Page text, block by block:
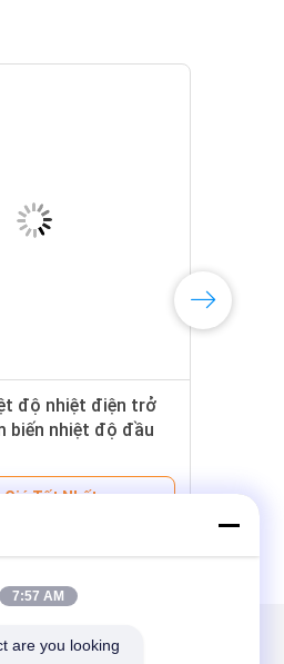
độ nhiệt điện trở
biến nhiệt độ đầu
Giá Tốt Nhất
chúng tôi
7:57 AM
are you looking